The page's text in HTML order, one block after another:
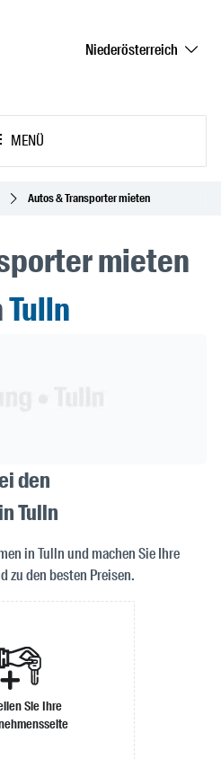
Niederösterreich
MENÜ
Autos & Transporter mieten
mieten
Tulln
den
Tulln
in Tulln und machen Sie Ihre
zu den besten Preisen.
Sie Ihre